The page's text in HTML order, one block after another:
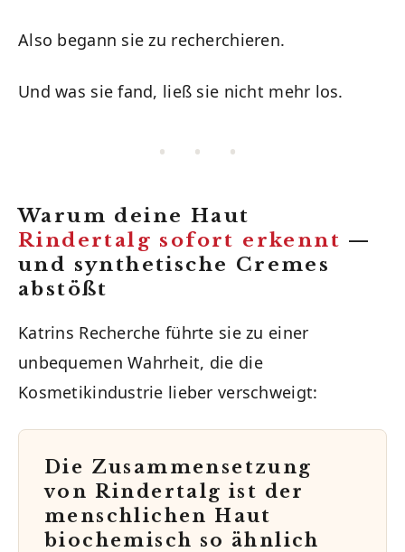
Also begann sie zu recherchieren.
Und was sie fand, ließ sie nicht mehr los.
• • •
Warum deine Haut
Rindertalg sofort erkennt —
und synthetische Cremes
abstößt
Katrins Recherche führte sie zu einer
unbequemen Wahrheit, die die
Kosmetikindustrie lieber verschweigt:
Die Zusammensetzung
von Rindertalg ist der
menschlichen Haut
biochemisch so ähnlich